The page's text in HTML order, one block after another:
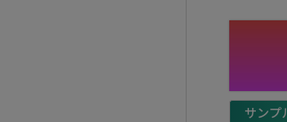
サンプ